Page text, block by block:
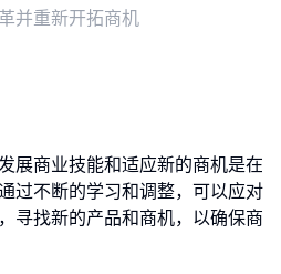
并重新开拓商机
展商业技能和适应新的商机是在
过不断的学习和调整，可以应对
寻找新的产品和商机，以确保商